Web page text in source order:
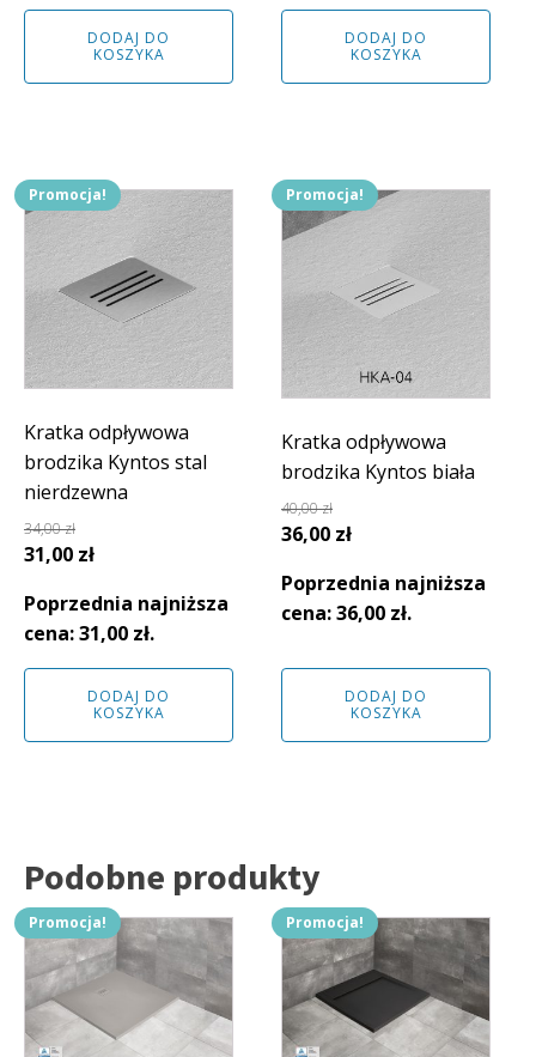
DODAJ DO
KOSZYKA
DODAJ DO
KOSZYKA
Promocja!
Kratka odpływowa
brodzika Kyntos stal
nierdzewna
34,00zł
Pierwotna
wynosiła:
34,00 zł.
31,00 złAktualna
wynosi:
31,00 zł.
Poprzednia najniższa
cena:31,00 zł.
DODAJ DO
KOSZYKA
Promocja!
Kratka odpływowa
brodzika Kyntos biała
40,00zł
Pierwotna
wynosiła:
40,00 zł.
36,00 złAktualna
wynosi:
36,00 zł.
Poprzednia najniższa
cena:36,00 zł.
DODAJ DO
KOSZYKA
Podobne produkty
Promocja! Promocja!